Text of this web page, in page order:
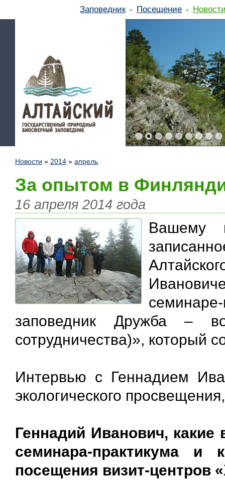
Заповедник Посещение
Новости » 2014 » апрель
За опытом в
16 апреля 2014 года
Вашему
заповедник Дружба –
сотрудничества)», который
Интервью с Геннадием
экологического
Геннадий Иванович,
семинара-практикума и
посещения визит-центров